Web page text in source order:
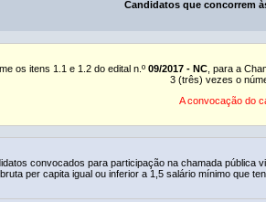
Candidatos que concorrem
os itens 1.1 e 1.2 do edital n.º 09/2017 - NC , para a
3 (três) vezes o
A convocação do
convocados para participação na chamada pública
per capita igual ou inferior a 1,5 salário mínimo que